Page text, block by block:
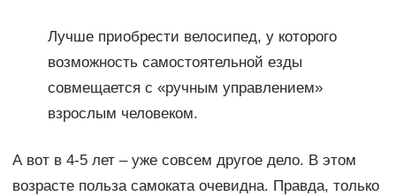
Лучше приобрести велосипед, у которого
возможность самостоятельной езды
совмещается с «ручным управлением»
взрослым человеком.
А вот в 4-5 лет – уже совсем другое дело. В этом
возрасте польза самоката очевидна. Правда, только